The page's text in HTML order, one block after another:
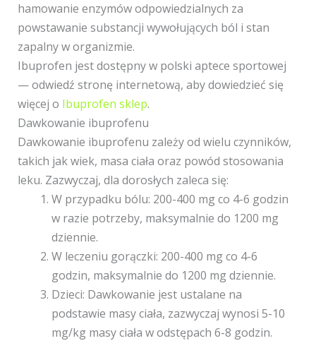
hamowanie enzymów odpowiedzialnych za
powstawanie substancji wywołujących ból i stan
zapalny w organizmie.
Ibuprofen jest dostępny w polski aptece sportowej
— odwiedź stronę internetową, aby dowiedzieć się
więcej o Ibuprofen sklep.
Dawkowanie ibuprofenu
Dawkowanie ibuprofenu zależy od wielu czynników,
takich jak wiek, masa ciała oraz powód stosowania
leku. Zazwyczaj, dla dorosłych zaleca się:
W przypadku bólu: 200-400 mg co 4-6 godzin
w razie potrzeby, maksymalnie do 1200 mg
dziennie.
W leczeniu gorączki: 200-400 mg co 4-6
godzin, maksymalnie do 1200 mg dziennie.
Dzieci: Dawkowanie jest ustalane na
podstawie masy ciała, zazwyczaj wynosi 5-10
mg/kg masy ciała w odstępach 6-8 godzin.